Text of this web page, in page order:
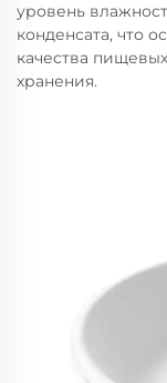
уровень
конденсата, что
качества
хранения.